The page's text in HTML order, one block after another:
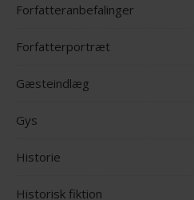
Forfatteranbefalinger
Forfatterportræt
Gæsteindlæg
Gys
Historie
Historisk fiktion